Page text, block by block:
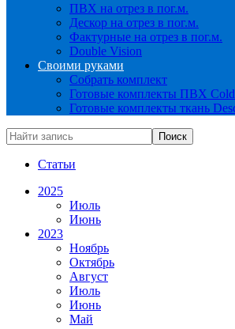
ПВХ на отрез в пог.м.
Дескор на отрез в пог.м.
Фактурные на отрез в пог.м.
Double Vision
Своими руками
Собрать комплект
Готовые комплекты ПВХ Cold
Готовые комплекты ткань
Статьи
2025
Июль
Июнь
2023
Ноябрь
Октябрь
Август
Июль
Июнь
Май